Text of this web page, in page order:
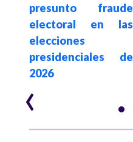
presunto fraude
electoral en las
elecciones
presidenciales de
2026
‹